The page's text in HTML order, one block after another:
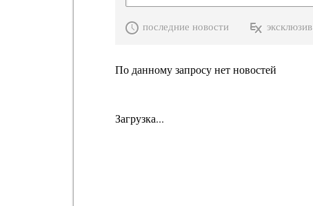
последние новости эксклюзив
По данному запросу нет новостей
Загрузка...